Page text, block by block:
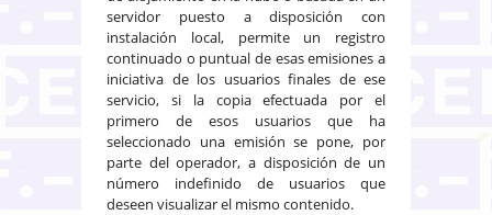
servidor puesto a disposición con
instalación local, permite un registro
continuado o puntual de esas emisiones a
iniciativa de los usuarios finales de ese
servicio, si la copia efectuada por el
primero de esos usuarios que ha
seleccionado una emisión se pone, por
parte del operador, a disposición de un
número indefinido de usuarios que
deseen visualizar el mismo contenido.